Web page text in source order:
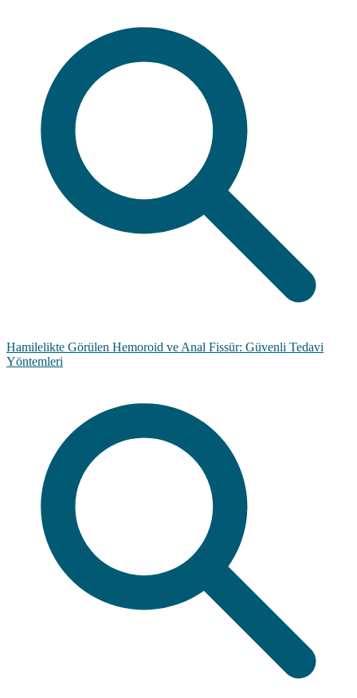
Hamilelikte Görülen Hemoroid ve Anal Fissür: Güvenli Tedavi
Yöntemleri